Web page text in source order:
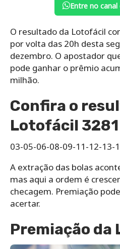
Entre no canal
O resultado da Lotofácil
por volta das 20h desta
dezembro. O apostador
pode ganhar o prêmio
milhão.
Confira o
Lotofácil 3281
03-05-06-08-09-11-12-13-
A extração das bolas
mas aqui a ordem é
checagem. Premiação
acertar.
Premiação